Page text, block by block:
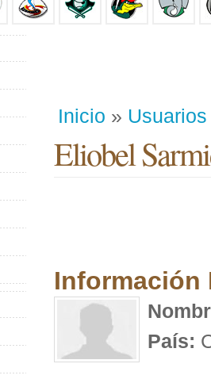
Inicio » Usuarios
Eliobel
Información
País: